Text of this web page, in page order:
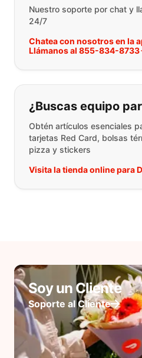
Nuestro soporte por chat y
24/7
Chatea con nosotros en la
Llámanos al 855-834-8733
¿Buscas equipo
Obtén artículos esenciales
tarjetas Red Card, bolsas
pizza y stickers
Visita la tienda online para
Soy un Cliente
Soporte al Cliente